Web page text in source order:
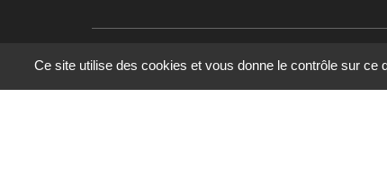
Ce site utilise des cookies et vous donne le contrôle sur ce